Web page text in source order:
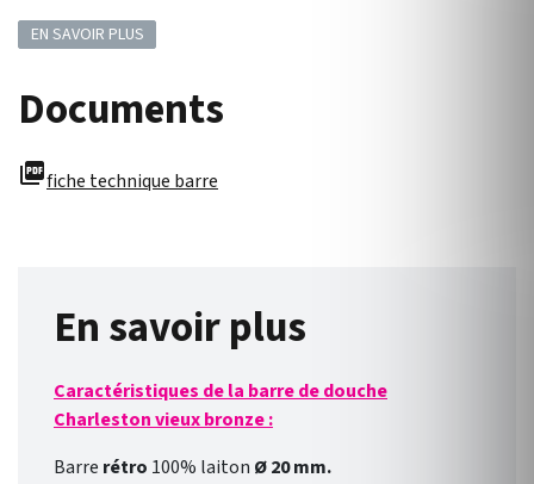
EN SAVOIR PLUS
Documents
picture_as_pdffiche technique barre
En savoir plus
Caractéristiques de la barre de douche
Charleston vieux bronze :
Barre rétro 100% laiton Ø 20 mm.